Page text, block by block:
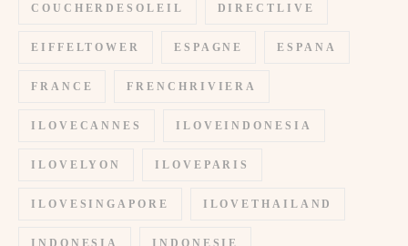
COUCHERDESOLEIL DIRECTLIVE
EIFFELTOWER ESPAGNE ESPANA
FRANCE FRENCHRIVIERA
ILOVECANNES ILOVEINDONESIA
ILOVELYON ILOVEPARIS
ILOVESINGAPORE ILOVETHAILAND
INDONESIA INDONESIE